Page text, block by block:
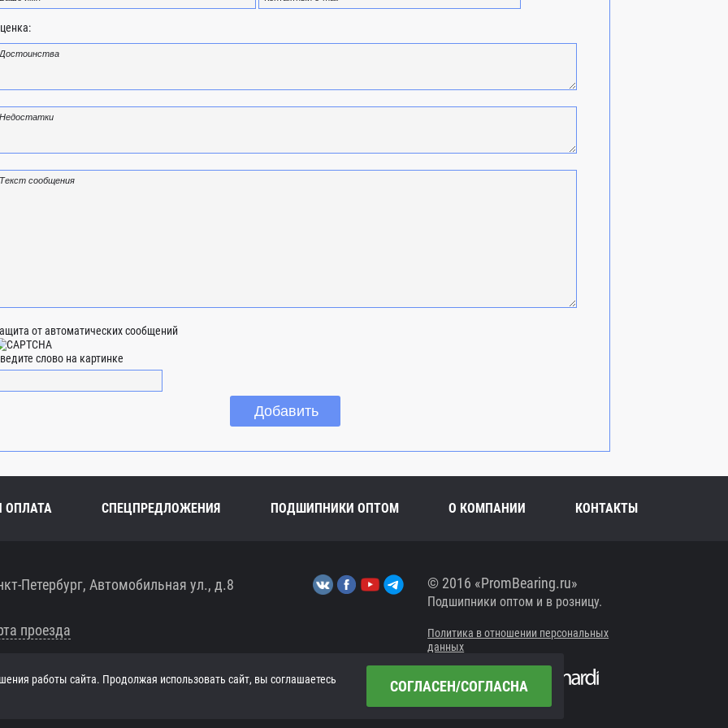
от автоматических сообщений
слово на картинке
ОПЛАТА СПЕЦПРЕДЛОЖЕНИЯ ПОДШИПНИКИ ОПТОМ О КОМПАНИИ КОНТАКТЫ
Петербург, Автомобильная ул., д.8
проезда
8:00-17:30, ПТ 8:00-17:00
© 2016 «PromBearing.ru»
Подшипники оптом и в розницу.
Политика в отношении персональных
данных
Сайт разработан в
работы сайта. Продолжая использовать сайт, вы соглашаетесь
СОГЛАСЕН/СОГЛАСНА